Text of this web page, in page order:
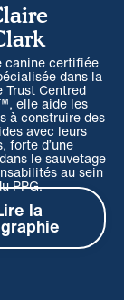
canine certifiée
dans la
Trust Centred
elle aide les
à construire des
avec leurs
forte d’une
le sauvetage
au sein
PPG.
la